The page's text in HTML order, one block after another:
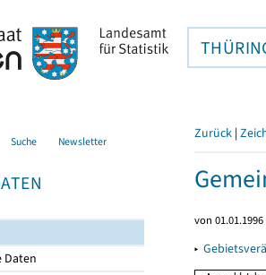
Suche Newsletter
Daten
Zurück |
von
▸